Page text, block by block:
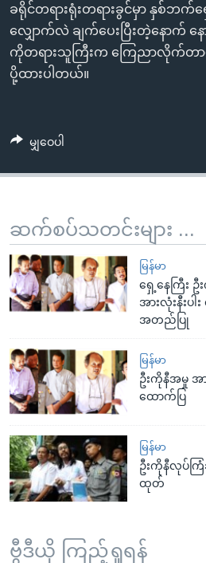
ကျော်
ရန်
ခရိုင်တရားရုံးတရားခွင်မှာ နှစ်ဘ
လျှောက်လဲ ချက်ပေးပြီးတဲ့နောက် န
ကိုတရားသူကြီးက ကြေညာလိုက်တာပ
ပို့ထားပါတယ်။
မျှဝေပါ
ဆက်စပ်သတင်းများ ...
မြန်မာ
ရှေ့နေကြီး
အားလုံးနီးပ
အတည်ပြု
မြန်မာ
ဦးကိုနီအမှု အ
ထောက်ပြ
မြန်မာ
ဦးကိုနီလုပ်ကြံ
ထုတ်
ဗွီဒီယို ကြည့်ရှုရန်